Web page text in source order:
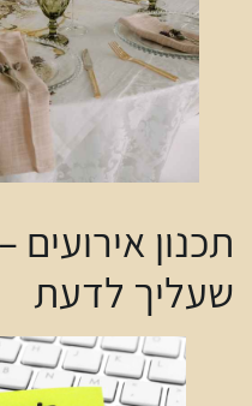
תכנון
שעליך לדעת